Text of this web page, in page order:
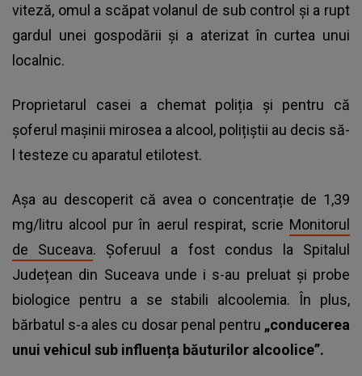
viteză, omul a scăpat volanul de sub control și a rupt
gardul unei gospodării și a aterizat în curtea unui
localnic.
Proprietarul casei a chemat poliția și pentru că
șoferul mașinii mirosea a alcool, polițiștii au decis să-
l testeze cu aparatul etilotest.
Așa au descoperit că avea o concentrație de 1,39
mg/litru alcool pur în aerul respirat, scrie Monitorul
de Suceava. Șoferuul a fost condus la Spitalul
Județean din Suceava unde i s-au preluat și probe
biologice pentru a se stabili alcoolemia. În plus,
bărbatul s-a ales cu dosar penal pentru „conducerea
unui vehicul sub influența băuturilor alcoolice”.